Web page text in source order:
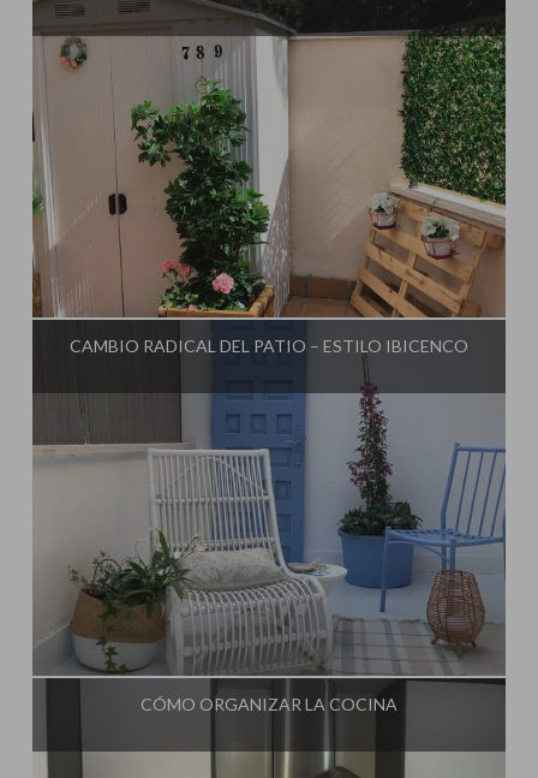
Influencer:Mimo de Mami
CAMBIO RADICAL DEL PATIO – ESTILO IBICENCO
Influencer:Mimo de Mami
CÓMO ORGANIZAR LA COCINA